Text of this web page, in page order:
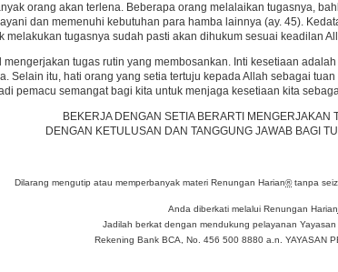
orang akan terlena. Beberapa orang melalaikan tugasnya,
dan memenuhi kebutuhan para hamba lainnya (ay. 45).
melakukan tugasnya sudah pasti akan dihukum sesuai keadilan
tugas rutin yang membosankan. Inti kesetiaan
Selain itu, hati orang yang setia tertuju kepada Allah sebagai
pemacu semangat bagi kita untuk menjaga kesetiaan kita
BEKERJA DENGAN SETIA BERARTI MENGERJAKAN
DENGAN KETULUSAN DAN TANGGUNG JAWAB BAGI
Dilarang mengutip atau memperbanyak materi Renungan Harian®tanpa
Anda diberkati melalui Renungan Harian
Jadilah berkat dengan mendukung pelayanan Yayasan
Rekening Bank BCA, No. 456 500 8880 a.n. YAYASAN